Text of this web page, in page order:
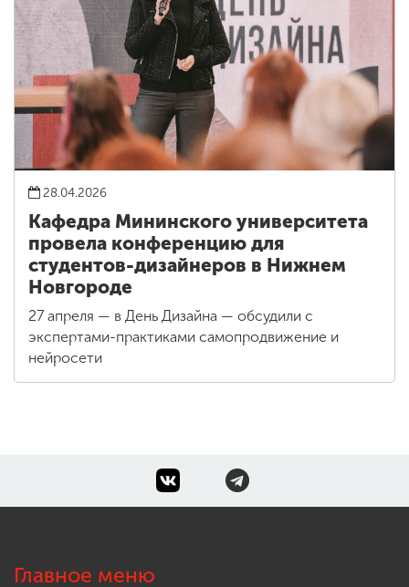
28.04.2026
Кафедра Мининского университета
провела конференцию для
студентов-дизайнеров в Нижнем
Новгороде
27 апреля — в День Дизайна — обсудили с
экспертами-практиками самопродвижение и
нейросети
Главное меню